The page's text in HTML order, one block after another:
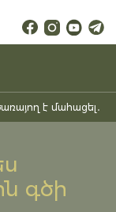
է մահացել․
գծի